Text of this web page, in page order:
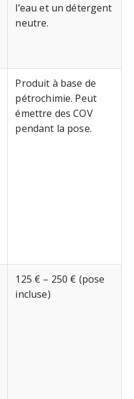
l’eau et un détergent
neutre.
Produit à base de
pétrochimie. Peut
émettre des COV
pendant la pose.
125 € – 250 € (pose
incluse)